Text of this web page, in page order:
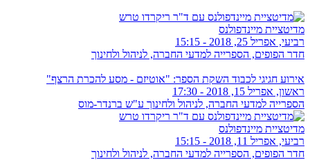
מדיטציית מיינדפולנס
רביעי, אפריל 25, 2018 - 15:15
חדר הפופים, הספרייה למדעי החברה, לניהול ולחינוך
אירוע חגיגי לכבוד השקת הספר: "אוטיזם - מסע להכרת הרצף"
ראשון, אפריל 15, 2018 - 17:30
הספרייה למדעי החברה, לניהול ולחינוך ע"ש ברנדר-מוס
מדיטציית מיינדפולנס
רביעי, אפריל 11, 2018 - 15:15
חדר הפופים, הספרייה למדעי החברה, לניהול ולחינוך